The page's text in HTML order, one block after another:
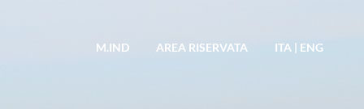
M.IND AREA RISERVATA ITA | ENG